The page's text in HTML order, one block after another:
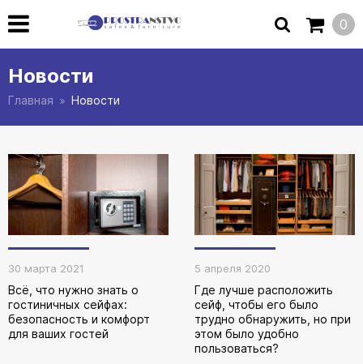
0
Новости
Главная Новости
30 марта 2021
Всё, что нужно знать о
гостиничных сейфах:
безопасность и комфорт
для ваших гостей
5 апреля 2020
Где лучше расположить
сейф, чтобы его было
трудно обнаружить, но при
этом было удобно
пользоваться?